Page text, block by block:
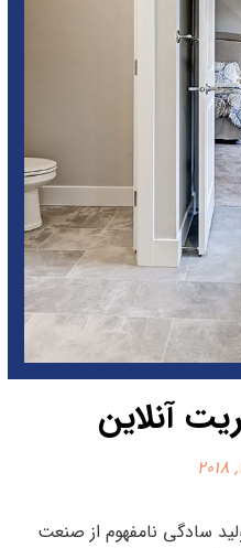
آنلاین
سادگی نامفهوم از صنعت